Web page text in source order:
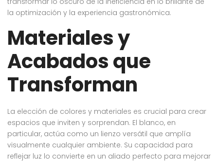
la optimización y la experiencia gastronómica.
Materiales y
Acabados que
Transforman
La elección de colores y materiales es crucial para crear
espacios que inviten y sorprendan. El blanco, en
particular, actúa como un lienzo versátil que amplía
visualmente cualquier ambiente. Su capacidad para
reflejar luz lo convierte en un aliado perfecto para mejorar